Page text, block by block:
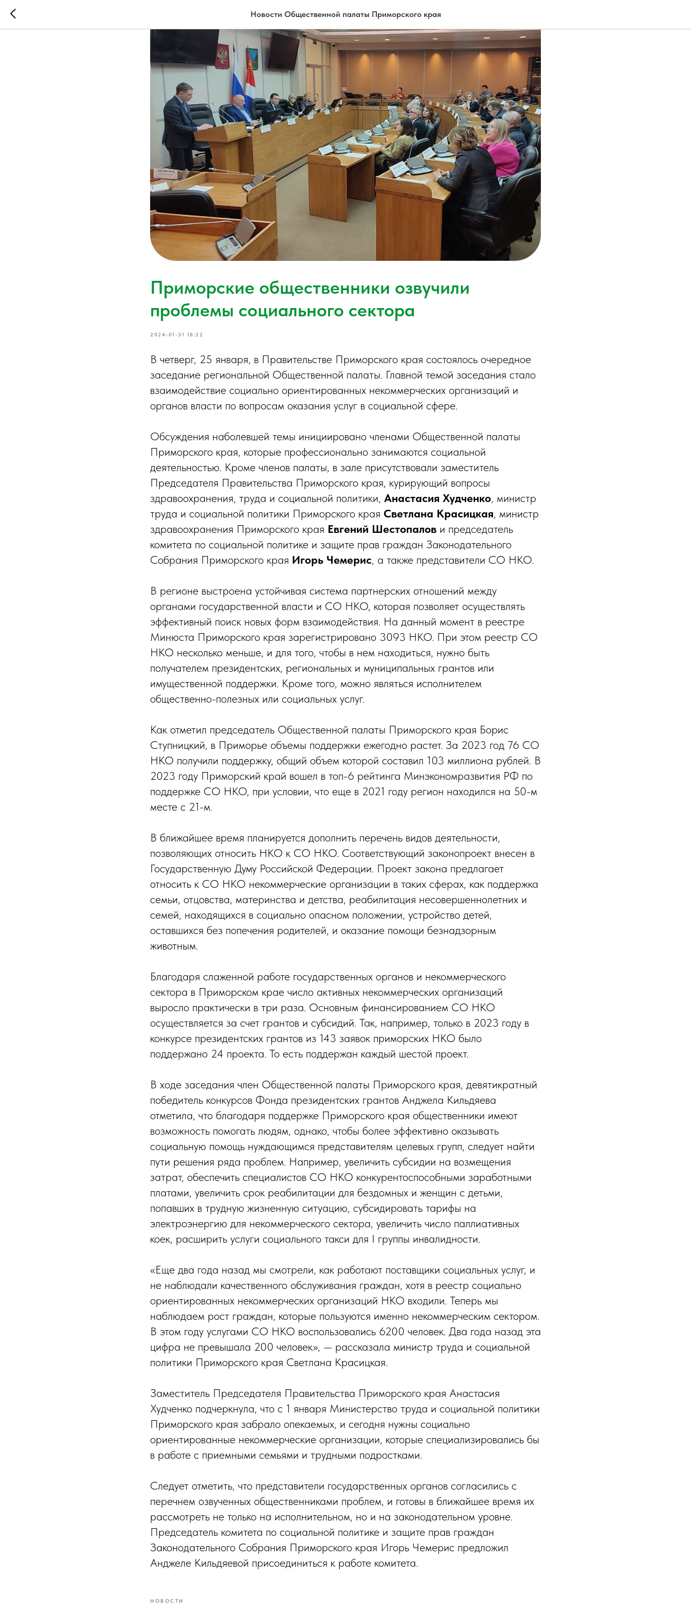
Новости Общественной палаты Приморского края
Приморские общественники озвучили
проблемы социального сектора
2024-01-31 18:22
В четверг, 25 января, в Правительстве Приморского края состоялось очередное
заседание региональной Общественной палаты. Главной темой заседания стало
взаимодействие социально ориентированных некоммерческих организаций и
органов власти по вопросам оказания услуг в социальной сфере.
Обсуждения наболевшей темы инициировано членами Общественной палаты
Приморского края, которые профессионально занимаются социальной
деятельностью. Кроме членов палаты, в зале присутствовали заместитель
Председателя Правительства Приморского края, курирующий вопросы
здравоохранения, труда и социальной политики, Анастасия Худченко, министр
труда и социальной политики Приморского края Светлана Красицкая, министр
здравоохранения Приморского края Евгений Шестопалов и председатель
комитета по социальной политике и защите прав граждан Законодательного
Собрания Приморского края Игорь Чемерис, а также представители СО НКО.
В регионе выстроена устойчивая система партнерских отношений между
органами государственной власти и СО НКО, которая позволяет осуществлять
эффективный поиск новых форм взаимодействия. На данный момент в реестре
Минюста Приморского края зарегистрировано 3093 НКО. При этом реестр СО
НКО несколько меньше, и для того, чтобы в нем находиться, нужно быть
получателем президентских, региональных и муниципальных грантов или
имущественной поддержки. Кроме того, можно являться исполнителем
общественно-полезных или социальных услуг.
Как отметил председатель Общественной палаты Приморского края Борис
Ступницкий, в Приморье объемы поддержки ежегодно растет. За 2023 год 76 СО
НКО получили поддержку, общий объем которой составил 103 миллиона рублей. В
2023 году Приморский край вошел в топ-6 рейтинга Минэкономразвития РФ по
поддержке СО НКО, при условии, что еще в 2021 году регион находился на 50-м
месте с 21-м.
В ближайшее время планируется дополнить перечень видов деятельности,
позволяющих относить НКО к СО НКО. Соответствующий законопроект внесен в
Государственную Думу Российской Федерации. Проект закона предлагает
относить к СО НКО некоммерческие организации в таких сферах, как поддержка
семьи, отцовства, материнства и детства, реабилитация несовершеннолетних и
семей, находящихся в социально опасном положении, устройство детей,
оставшихся без попечения родителей, и оказание помощи безнадзорным
животным.
Благодаря слаженной работе государственных органов и некоммерческого
сектора в Приморском крае число активных некоммерческих организаций
выросло практически в три раза. Основным финансированием СО НКО
осуществляется за счет грантов и субсидий. Так, например, только в 2023 году в
конкурсе президентских грантов из 143 заявок приморских НКО было
поддержано 24 проекта. То есть поддержан каждый шестой проект.
В ходе заседания член Общественной палаты Приморского края, девятикратный
победитель конкурсов Фонда президентских грантов Анджела Кильдяева
отметила, что благодаря поддержке Приморского края общественники имеют
возможность помогать людям, однако, чтобы более эффективно оказывать
социальную помощь нуждающимся представителям целевых групп, следует найти
пути решения ряда проблем. Например, увеличить субсидии на возмещения
затрат, обеспечить специалистов СО НКО конкурентоспособными заработными
платами, увеличить срок реабилитации для бездомных и женщин с детьми,
попавших в трудную жизненную ситуацию, субсидировать тарифы на
электроэнергию для некоммерческого сектора, увеличить число паллиативных
коек, расширить услуги социального такси для I группы инвалидности.
«Еще два года назад мы смотрели, как работают поставщики социальных услуг, и
не наблюдали качественного обслуживания граждан, хотя в реестр социально
ориентированных некоммерческих организаций НКО входили. Теперь мы
наблюдаем рост граждан, которые пользуются именно некоммерческим сектором.
В этом году услугами СО НКО воспользовались 6200 человек. Два года назад эта
цифра не превышала 200 человек», — рассказала министр труда и социальной
политики Приморского края Светлана Красицкая.
Заместитель Председателя Правительства Приморского края Анастасия
Худченко подчеркнула, что с 1 января Министерство труда и социальной политики
Приморского края забрало опекаемых, и сегодня нужны социально
ориентированные некоммерческие организации, которые специализировались бы
в работе с приемными семьями и трудными подростками.
Следует отметить, что представители государственных органов согласились с
перечнем озвученных общественниками проблем, и готовы в ближайшее время их
рассмотреть не только на исполнительном, но и на законодательном уровне.
Председатель комитета по социальной политике и защите прав граждан
Законодательного Собрания Приморского края Игорь Чемерис предложил
Анджеле Кильдяевой присоединиться к работе комитета.
НОВОСТИ